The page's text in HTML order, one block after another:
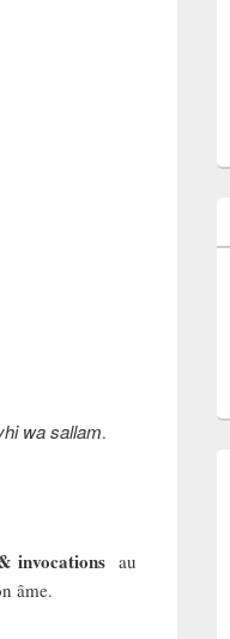
wa sallam.
invocations au
âme.